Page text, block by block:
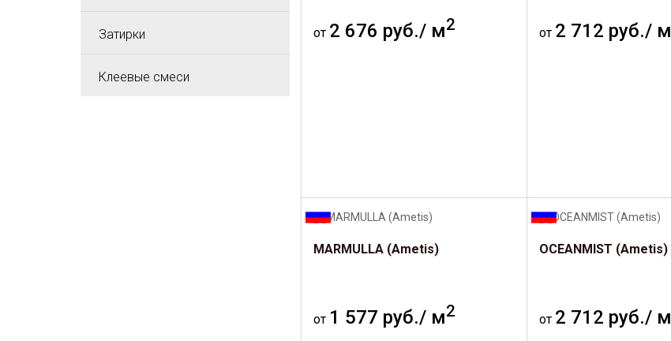
Затирки
Клеевые смеси
от 2 676 руб./ м2 от 2 712 руб./ м
MARMULLA (Ametis)
от 1 577 руб./ м2
OCEANMIST (Ametis)
от 2 712 руб./ м